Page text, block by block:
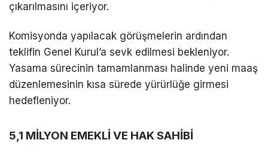
çıkarılmasını içeriyor.
Komisyonda yapılacak görüşmelerin ardından
teklifin Genel Kurul’a sevk edilmesi bekleniyor.
Yasama sürecinin tamamlanması halinde yeni maaş
düzenlemesinin kısa sürede yürürlüğe girmesi
hedefleniyor.
5,1 MİLYON EMEKLİ VE HAK SAHİBİ